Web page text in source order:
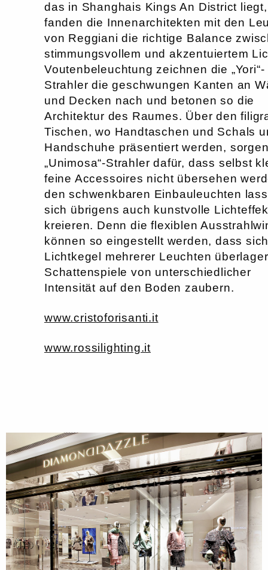
das in Shanghais Kings An District liegt,
fanden die Innenarchitekten mit den
von Reggiani die richtige Balance
stimmungsvollem und akzentuiertem
Voutenbeleuchtung zeichnen die „Yori“-
Strahler die geschwungen Kanten an
und Decken nach und betonen so die
Architektur des Raumes. Über den
Tischen, wo Handtaschen und Schals
Handschuhe präsentiert werden,
„Unimosa“-Strahler dafür, dass selbst
feine Accessoires nicht übersehen
den schwenkbaren Einbauleuchten
sich übrigens auch kunstvolle
kreieren. Denn die flexiblen
können so eingestellt werden, dass
Lichtkegel mehrerer Leuchten
Schattenspiele von unterschiedlicher
Intensität auf den Boden zaubern.
www.cristoforisanti.it
www.rossilighting.it